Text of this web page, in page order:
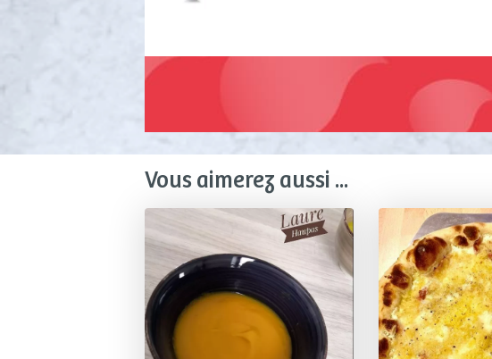
Vous aimerez aussi ...